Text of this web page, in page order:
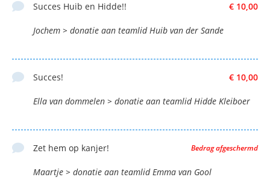
€ 10,00
Succes Huib en Hidde!!
Jochem > donatie aan teamlid Huib van der Sande
€ 10,00
Succes!
Ella van dommelen > donatie aan teamlid Hidde Kleiboer
Bedrag afgeschermd
Zet hem op kanjer!
Maartje > donatie aan teamlid Emma van Gool